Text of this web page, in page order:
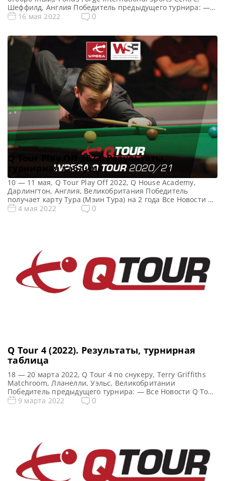
Шеффилд, Англия Победитель предыдущего турнира: —
Все новости и результаты Q School 2022 Призовой фонд Q
брейки Q School 1 2022 по снукеру: […]
16 мая 2022 0
Q Tour Play Off 2022. Результаты,
турнирная таблица
10 — 11 мая, Q Tour Play Off 2022, Q House Academy,
Дарлингтон, Англия, Великобритания Победитель
получает карту Тура (Мэин Тура) на 2 года Все Новости Q
Tour 2022 Все Новости Q Tour Play Off 2022 Турнирная
4 мая 2022 0
Q Tour 4 (2022). Результаты, турнирная
таблица
18 — 20 марта 2022, Q Tour 4 по снукеру, Terry Griffiths
Matchroom, Лланелли, Уэльс, Великобритании
Победитель предыдущего турнира: — Все Новости Q Tour
2022 Все новости и результаты Q Tour 4 (2022)
9 марта 2022 0